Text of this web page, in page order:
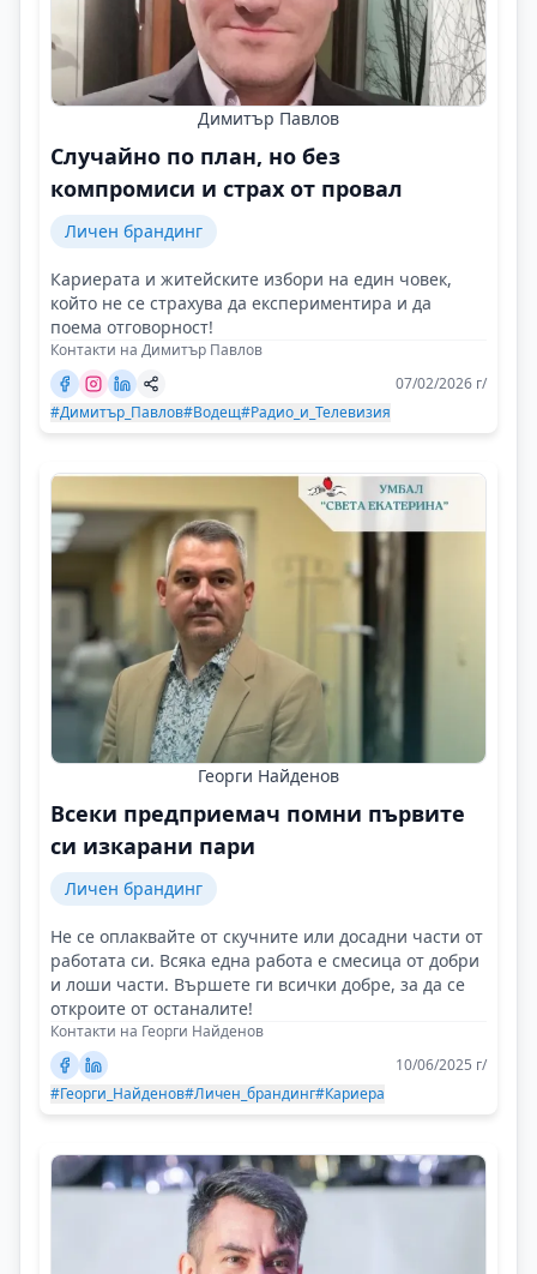
Димитър Павлов
Случайно по план, но без
компромиси и страх от провал
Личен брандинг
Кариерата и житейските избори на един човек,
който не се страхува да експериментира и да
поема отговорност!
Контакти на Димитър Павлов
07/02/2026 г/
#Димитър_Павлов#Водещ#Радио_и_Телевизия
Георги Найденов
Всеки предприемач помни първите
си изкарани пари
Личен брандинг
Не се оплаквайте от скучните или досадни части от
работата си. Всяка една работа е смесица от добри
и лоши части. Вършете ги всички добре, за да се
откроите от останалите!
Контакти на Георги Найденов
10/06/2025 г/
#Георги_Найденов#Личен_брандинг#Кариера